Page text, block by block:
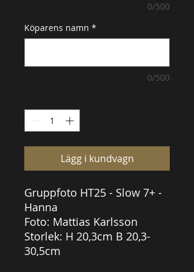
0/500
Köparens namn *
0/500
Lägg i kundvagn
Gruppfoto HT25 - Slow 7+ -
Hanna
Foto: Mattias Karlsson
Storlek: H 20,3cm B 20,3-
30,5cm